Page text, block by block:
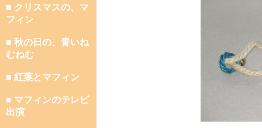
■ クリスマスの、マ
フィン
■ 秋の日の、青いね
むねむ
■ 紅葉とマフィン
■ マフィンのテレビ
出演